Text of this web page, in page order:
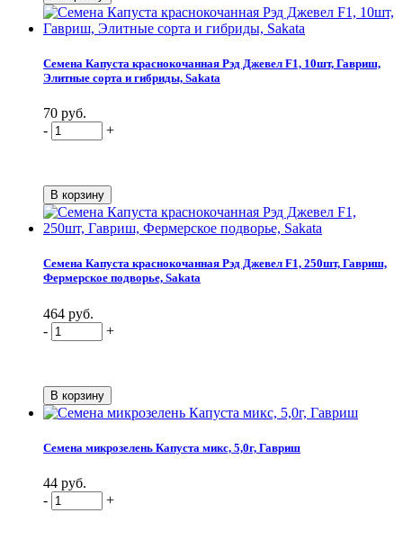
Семена Капуста краснокочанная Рэд Джевел F1, 10шт, Гавриш,
Элитные сорта и гибриды, Sakata
70 руб.
-
+
Семена Капуста краснокочанная Рэд Джевел F1, 250шт, Гавриш,
Фермерское подворье, Sakata
464 руб.
-
+
Семена микрозелень Капуста микс, 5,0г, Гавриш
44 руб.
-
+